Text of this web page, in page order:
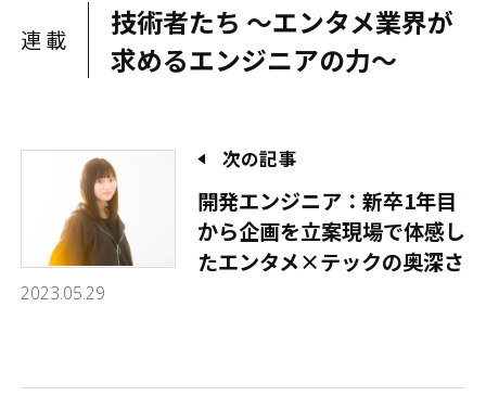
連載
技術者たち ～エンタメ業界が
求めるエンジニアの力～
2023.05.29
次の記事
開発エンジニア：新卒1年目
から企画を立案――現場で体感し
たエンタメ×テックの奥深さ